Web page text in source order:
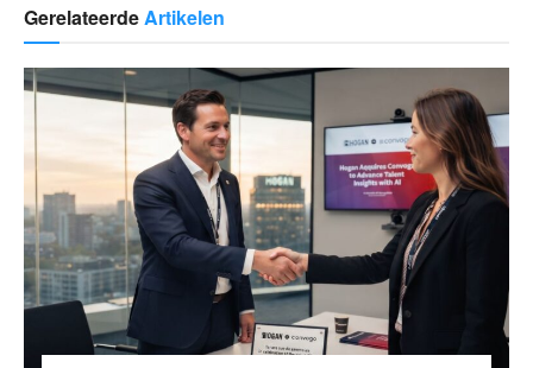
GerelateerdeArtikelen